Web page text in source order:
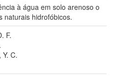
à água em solo arenoso o
naturais hidrofóbicos.
F.
C.